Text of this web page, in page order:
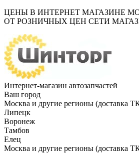
ЦЕНЫ В ИНТЕРНЕТ МАГАЗИНЕ
ОТ РОЗНИЧНЫХ ЦЕН СЕТИ
Интернет-магазин автозапчастей
Ваш город
Москва и другие регионы (доставка
Липецк
Воронеж
Тамбов
Елец
Москва и другие регионы (доставка